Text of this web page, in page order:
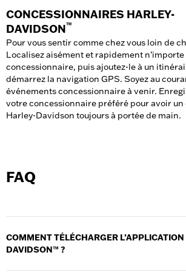
CONCESSIONNAIRES HARLEY-
DAVIDSON™
Pour vous sentir comme chez vous loin de
Localisez aisément et rapidement n’importe
concessionnaire, puis ajoutez-le à un
démarrez la navigation GPS. Soyez au
événements concessionnaire à venir.
votre concessionnaire préféré pour avoir un
Harley-Davidson toujours à portée de main.
FAQ
COMMENT TÉLÉCHARGER
DAVIDSON™ ?
L’application Harley-Davidson™ pour iOS